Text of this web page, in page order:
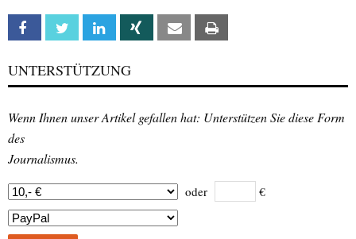
Facebook Twitter Linkedin Xing Email
UNTERSTÜTZUNG
Wenn Ihnen unser Artikel gefallen hat: Unterstützen Sie diese Form
des
Journalismus.
oder €